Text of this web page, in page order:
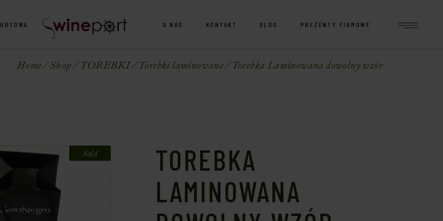
O NAS KONTAKT BLOG PREZENTY FIRMOWE
Home Shop TOREBKI Torebki laminowane Torebka Laminowana dowolny wzór
Sold
TOREBKA
LAMINOWANA